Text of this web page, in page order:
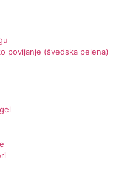
povijanje (švedska pelena)